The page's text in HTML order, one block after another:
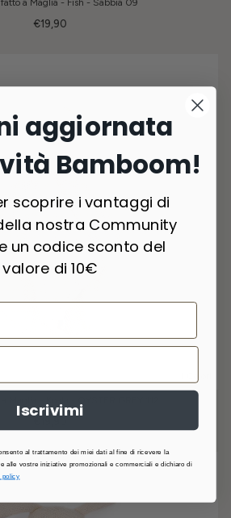
a Maglia - Fish - Sabbia 09
€19,90
aggiornata
Bamboom!
scoprire i vantaggi di
nostra Community
un codice sconto del
valore di 10€
Iscrivimi
al trattamento dei miei dati al fine di ricevere la
alle vostre iniziative promozionali e commerciali e dichiaro di
policy